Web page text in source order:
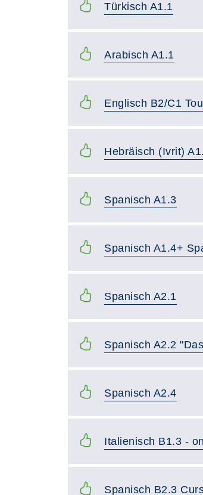
Türkisch A1.1
Arabisch A1.1
Englisch B2/C1
Hebräisch (Ivrit)
Spanisch A1.3
Spanisch A1.4+
Spanisch A2.1
Spanisch A2.2
Spanisch A2.4
Italienisch B1.3 -
Spanisch B2.3